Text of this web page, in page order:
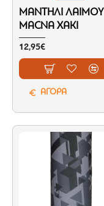
ΜΑΝΤΉΛΙ ΛΑΙΜΟΎ
MACNA ΧΑΚΊ
12,95€
ΑΓΟΡΑ